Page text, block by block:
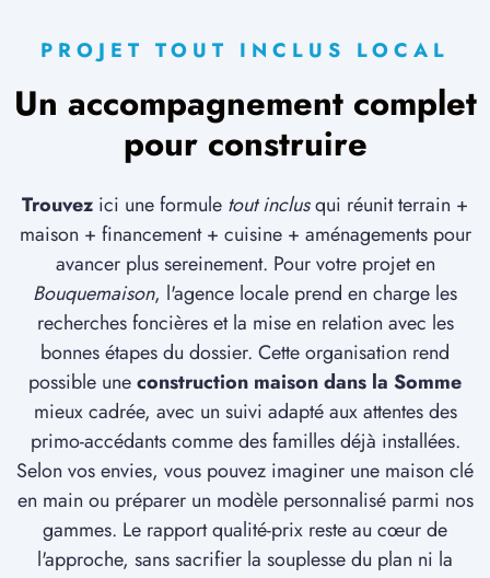
PROJET TOUT INCLUS LOCAL
Un accompagnement complet
pour construire
Trouvez ici une formule tout inclusqui réunit terrain +
maison + financement + cuisine + aménagements pour
avancer plus sereinement. Pour votre projet en
Bouquemaison, l'agence locale prend en charge les
recherches foncières et la mise en relation avec les
bonnes étapes du dossier. Cette organisation rend
possible uneconstruction maison dans la Somme
mieux cadrée, avec un suivi adapté aux attentes des
primo-accédants comme des familles déjà installées.
Selon vos envies, vous pouvez imaginer une maison clé
en main ou préparer un modèle personnalisé parmi nos
gammes. Le rapport qualité-prix reste au cœur de
l'approche, sans sacrifier la souplesse du plan ni la